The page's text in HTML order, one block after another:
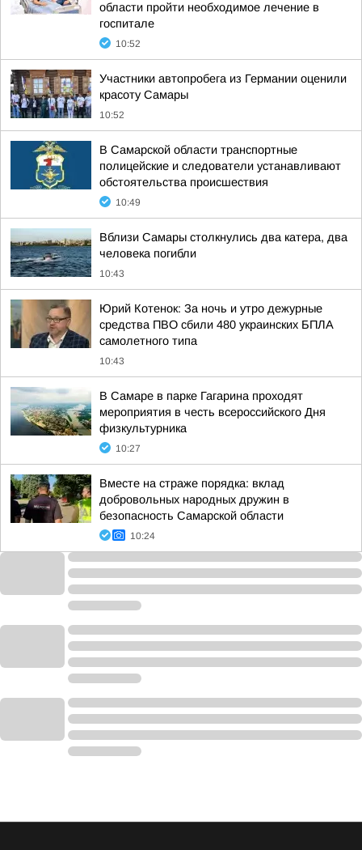
области пройти необходимое лечение в
госпитале
10:52
Участники автопробега из Германии оценили
красоту Самары
10:52
В Самарской области транспортные
полицейские и следователи устанавливают
обстоятельства происшествия
10:49
Вблизи Самары столкнулись два катера, два
человека погибли
10:43
Юрий Котенок: За ночь и утро дежурные
средства ПВО сбили 480 украинских БПЛА
самолетного типа
10:43
В Самаре в парке Гагарина проходят
мероприятия в честь всероссийского Дня
физкультурника
10:27
Вместе на страже порядка: вклад
добровольных народных дружин в
безопасность Самарской области
10:24